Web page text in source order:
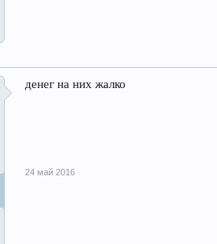
денег на них жалко
24 май 2016